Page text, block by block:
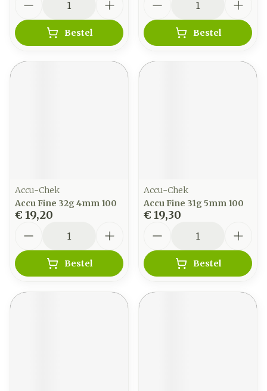
Bestel Bestel
Accu-Chek
Accu Fine 32g 4mm 100
€ 19,20
Bestel
Accu-Chek
Accu Fine 31g 5mm 100
€ 19,30
Bestel